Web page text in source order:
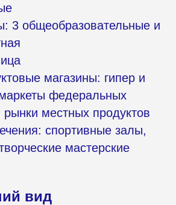
3 общеобразовательные и
магазины: гипер и
федеральных
рынки местных продуктов
спортивные залы,
мастерские
вид